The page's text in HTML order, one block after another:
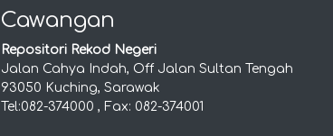
Cawangan
Repositori Rekod Negeri
Jalan Cahya Indah, Off Jalan Sultan Tengah
93050 Kuching, Sarawak
Tel:082-374000 , Fax: 082-374001